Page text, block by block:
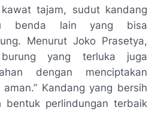
tajam, sudut kandang
benda lain yang bisa
Menurut Joko Prasetya,
yang terluka juga
dengan menciptakan
Kandang yang bersih
bentuk perlindungan terbaik